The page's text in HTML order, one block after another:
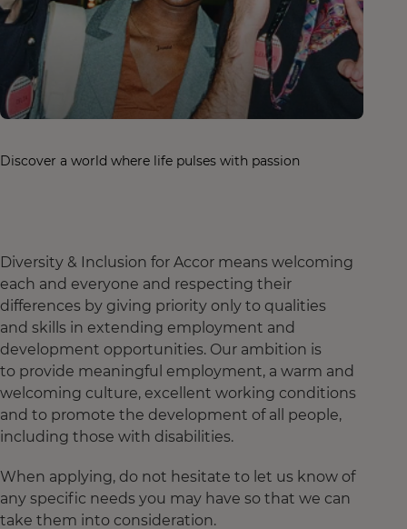
Discover a world where life pulses with passion
Diversity & Inclusion for Accor means welcoming
each and everyone and respecting their
differences by giving priority only to qualities
and skills in extending employment and
development opportunities. Our ambition is
to provide meaningful employment, a warm and
welcoming culture, excellent working conditions
and to promote the development of all people,
including those with disabilities.
When applying, do not hesitate to let us know of
any specific needs you may have so that we can
take them into consideration.